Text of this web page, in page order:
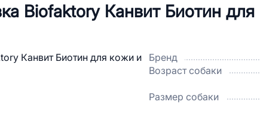
Biofaktory Канвит Биотин
Бренд
Возраст собаки
Размер собаки